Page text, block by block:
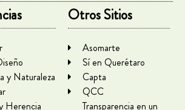
y Naturaleza
Herencia
Otros Sitios
Asomarte
Sí en Querétaro
Capta
QCC
Transparencia en un